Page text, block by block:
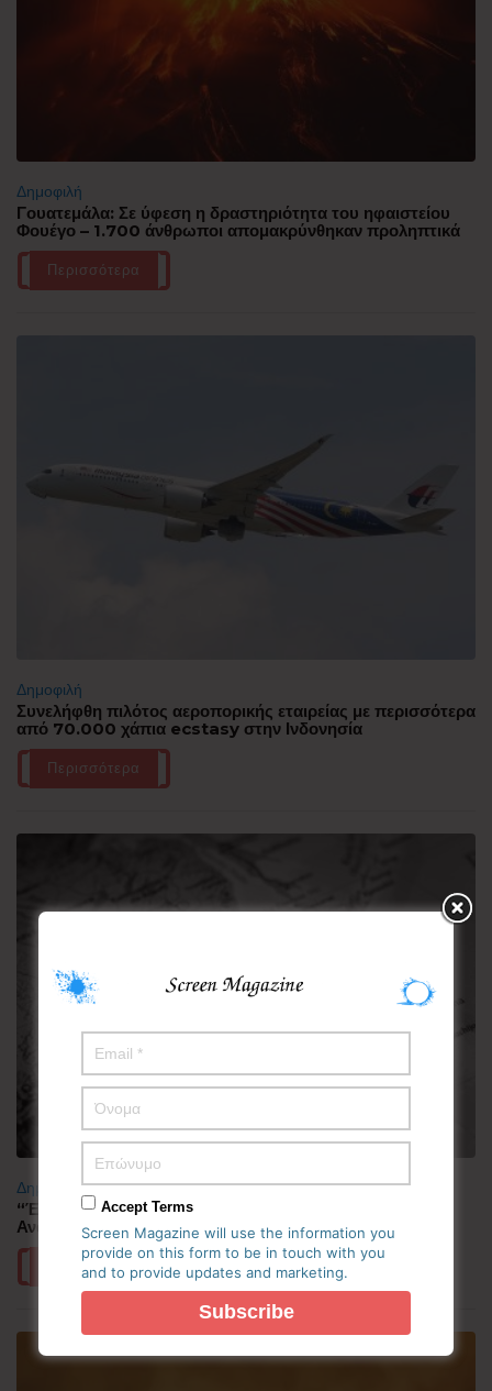
Δημοφιλή
Γουατεμάλα: Σε ύφεση η δραστηριότητα του ηφαιστείου
Φουέγο – 1.700 άνθρωποι απομακρύνθηκαν προληπτικά
Περισσότερα
Δημοφιλή
Συνελήφθη πιλότος αεροπορικής εταιρείας με περισσότερα
από 70.000 χάπια ecstasy στην Ινδονησία
Περισσότερα
Δημοφιλή
“Έλιωσε” από τη ζέστη η Κορεατική Χερσόνησος –
Ανάσες δροσιάς αναζητούν οι πολίτες
Περισσότερα
Accept Terms
Screen Magazine will use the information you
provide on this form to be in touch with you
and to provide updates and marketing.